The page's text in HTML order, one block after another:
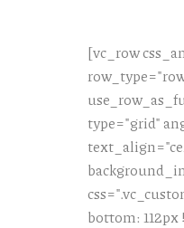
[vc_row
type="grid"
bottom: